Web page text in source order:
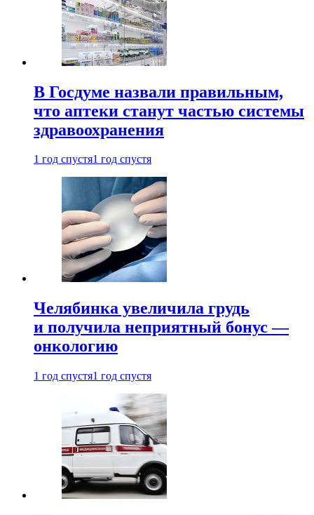
В Госдуме назвали правильным,
что аптеки станут частью системы
здравоохранения
1 год спустя1 год спустя
Челябинка увеличила грудь
и получила неприятный бонус —
онкологию
1 год спустя1 год спустя